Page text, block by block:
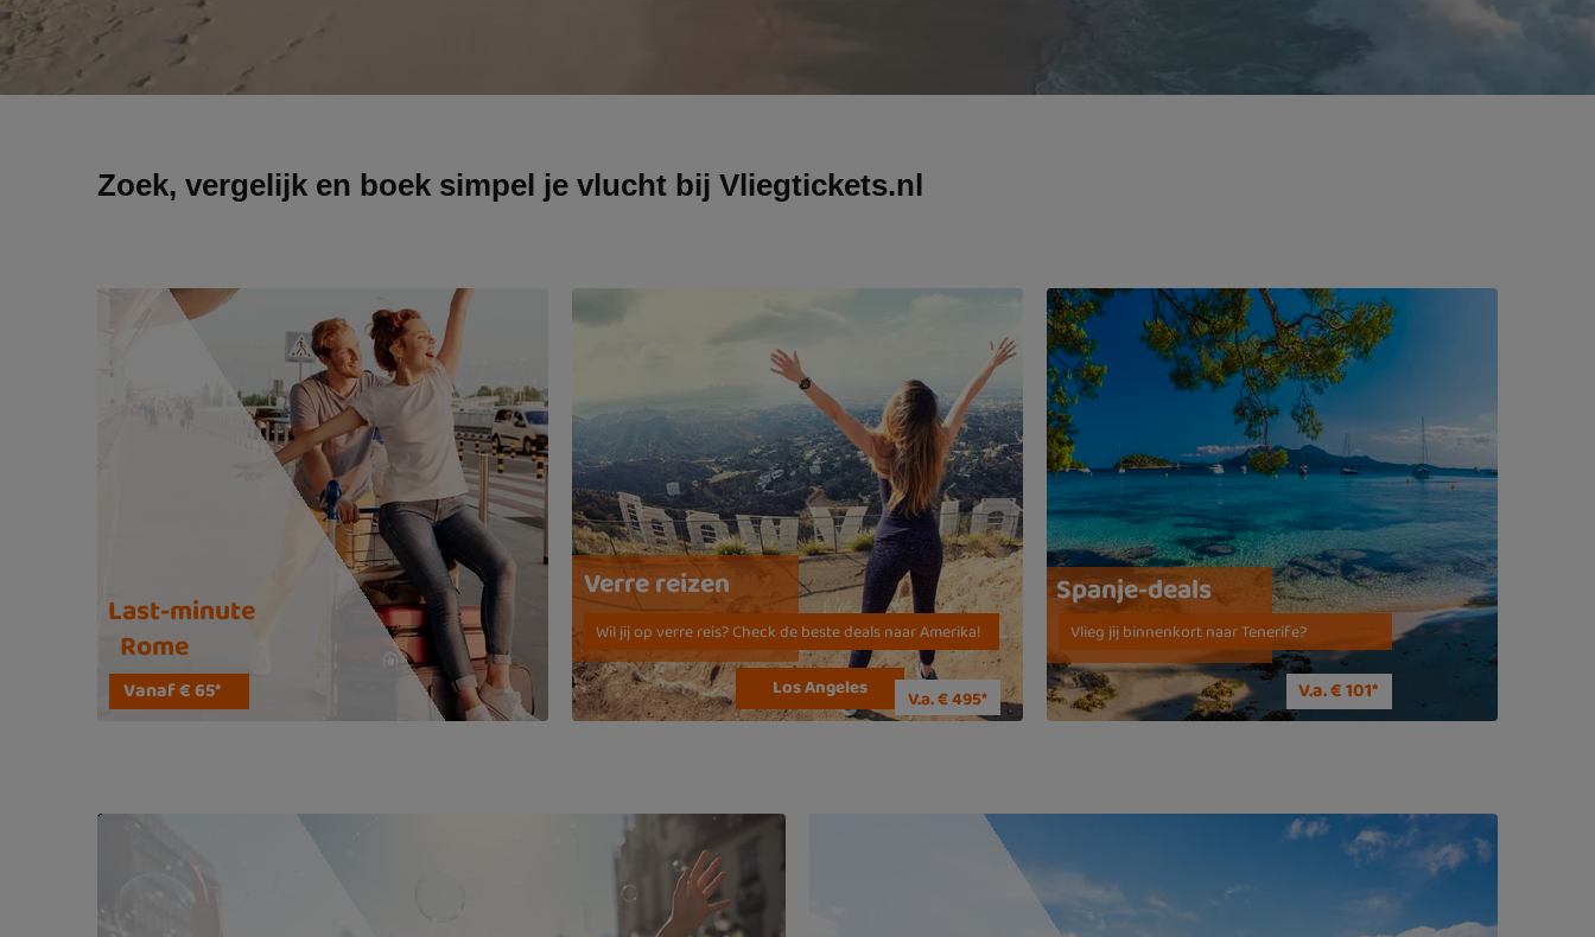
Zoek, vergelijk en boek simpel je vlucht bij Vliegtickets.nl